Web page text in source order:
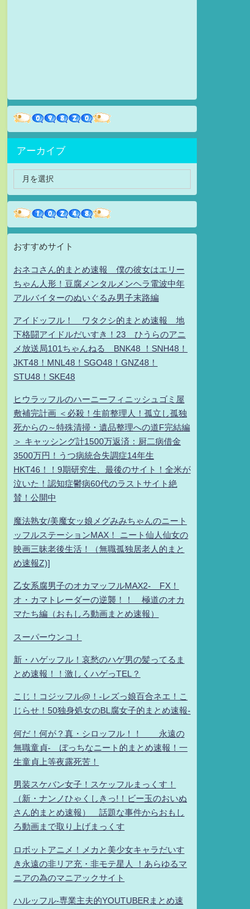
アーカイブ
おすすめサイト
おネコさん的まとめ速報 僕の彼女はエリー
ちゃん人形！豆腐メンタルメンヘラ電波中年
アルバイターのぬいぐるみ男子末路編
アイドッフル！ ワタクシ的まとめ速報 地
下格闘アイドルだいすき！23 ひうらのアニ
メ放送局101ちゃんねる BNK48 ！SNH48！
JKT48！MNL48！SGO48！GNZ48！
STU48！SKE48
ヒウラッフルのハーニーフィニッシュゴミ屋
敷補完計画 ＜必殺！生前整理人！孤立し孤独
死からの～特殊清掃・遺品整理への道F完結編
＞ キャッシング計1500万返済：厨二病借金
3500万円！うつ病統合失調症14年生
HKT46！！9期研究生、最後のサイト！全米が
泣いた！認知症鬱病60代のラストサイト絶
賛！公開中
魔法熟女/美魔女ッ娘メグみみちゃんのニート
ッフルステーションMAX！ ニート仙人仙女の
映画三昧老後生活！（無職孤独居老人的まと
め速報Z)]
乙女系腐男子のオカマッフルMAX2- FX！
オ・カマトレーダーの逆襲！！ 極道のオカ
マたち編（おもしろ動画まとめ速報）
スーパーウンコ！
新・ハゲッフル！哀愁のハゲ男の髪ってるま
とめ速報！！激しくハゲっTEL？
こじ！コジッフル@！-レズっ娘百合ネエ！こ
じらせ！50独身処女のBL腐女子的まとめ速報-
何だ！何が？真・シロッフル！！ 永遠の
無職童貞- ぼっちなニート的まとめ速報！一
生童貞上等夜露死苦！
男装スケバン女子！スケッフルまっくす！
（新・ナンノひゃくしきっ!！ビー玉のおいぬ
さん的まとめ速報） 話題な事件からおもし
ろ動画まで取り上げまっくす
ロボットアニメ！メカと美少女キャラだいす
き永遠の非リア充・非モテ星人 ！あらゆるマ
ニアの為のマニアックサイト
ハルッフル-専業主夫的YOUTUBERまとめ速